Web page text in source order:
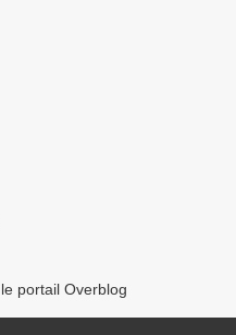
portail Overblog